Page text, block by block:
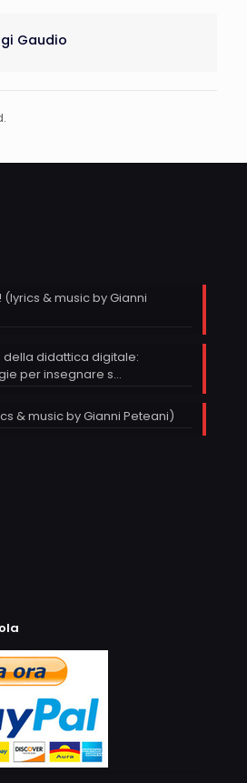
Gaudio
(lyrics & music by Gianni
della didattica digitale:
per insegnare s…
& music by Gianni Peteani)